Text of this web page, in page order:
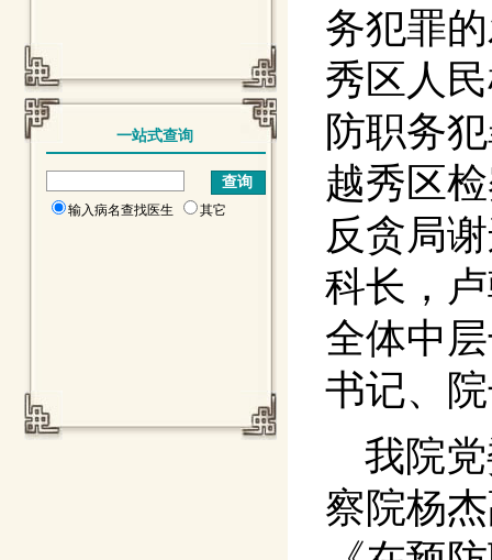
一站式查询
输入病名查找医生 其它
务犯罪
秀区人
防职务
越秀区
反贪局
科长 ，
全体中
书记、
我院党
察院杨